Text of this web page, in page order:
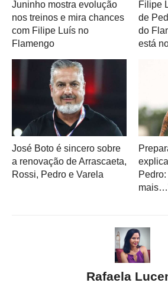
Juninho mostra evolução
nos treinos e mira chances
com Filipe Luís no
Flamengo
Filipe
de
do
está
José Boto é sincero sobre
a renovação de Arrascaeta,
Rossi, Pedro e Varela
Rafaela